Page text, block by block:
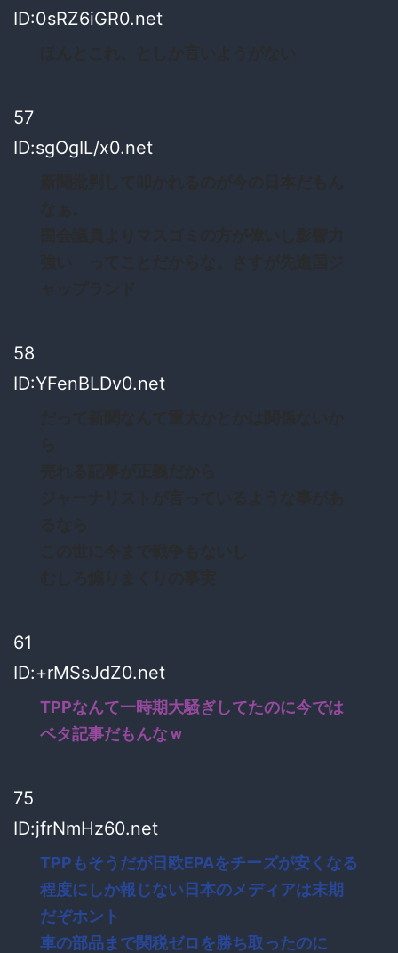
ID:0sRZ6iGR0.net
57
ID:sgOgIL/x0.net
58
ID:YFenBLDv0.net
61
ID:+rMSsJdZ0.net
TPPなんて一時期大騒ぎしてたのに今では
ベタ記事だもんなｗ
75
ID:jfrNmHz60.net
TPPもそうだが日欧EPAをチーズが安くなる
程度にしか報じない日本のメディアは末期
だぞホント
車の部品まで関税ゼロを勝ち取ったのに